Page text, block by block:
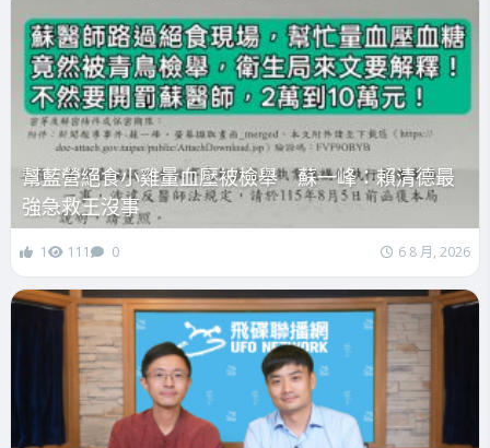
幫藍營絕食小雞量血壓被檢舉 蘇一峰：賴清德最
強急救王沒事
1 111 0 6 8 月, 2026